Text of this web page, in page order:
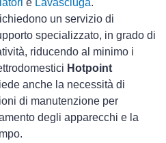
e Lavasciuga.
un servizio di
specializzato, in grado di
riducendo al minimo i
Hotpoint
anche la necessità di
di manutenzione per
degli apparecchi e la